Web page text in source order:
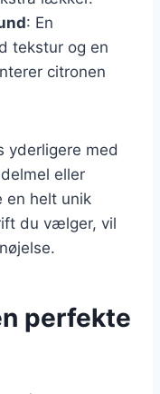
: En
tekstur og en
citronen
yderligere med
eller
en helt unik
du vælger, vil
perfekte